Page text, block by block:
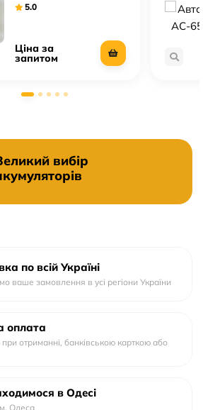
5.0
Ціна за
запитом
вибір
по всій Україні
ваше замовлення в усі регіони України
оплата
при отриманні, банківською карткою або
в Одесі
Одеса